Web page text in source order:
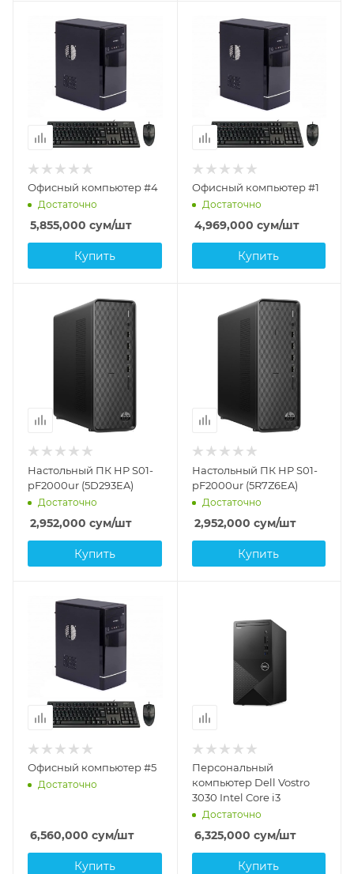
Офисный компьютер #4
Достаточно
5,855,000 сум/шт
Купить
Офисный компьютер #1
Достаточно
4,969,000 сум/шт
Купить
Настольный ПК HP S01-
pF2000ur (5D293EA)
Достаточно
2,952,000 сум/шт
Купить
Настольный ПК HP S01-
pF2000ur (5R7Z6EA)
Достаточно
2,952,000 сум/шт
Купить
Офисный компьютер #5
Достаточно
6,560,000 сум/шт
Купить
Персональный
компьютер Dell Vostro
3030 Intel Core i3
Достаточно
6,325,000 сум/шт
Купить